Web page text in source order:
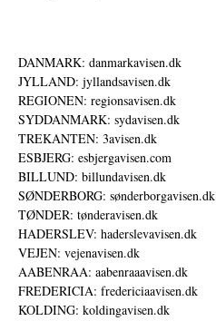
DANMARK: danmarkavisen.dk
JYLLAND: jyllandsavisen.dk
REGIONEN: regionsavisen.dk
SYDDANMARK: sydavisen.dk
TREKANTEN: 3avisen.dk
ESBJERG: esbjergavisen.com
BILLUND: billundavisen.dk
SØNDERBORG: sønderborgavisen.dk
TØNDER: tønderavisen.dk
HADERSLEV: haderslevavisen.dk
VEJEN: vejenavisen.dk
AABENRAA: aabenraaavisen.dk
FREDERICIA: fredericiaavisen.dk
KOLDING: koldingavisen.dk